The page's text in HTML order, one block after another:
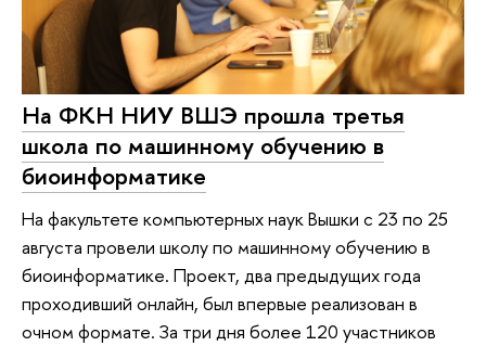
На ФКН НИУ ВШЭ прошла третья
школа по машинному обучению в
биоинформатике
На факультете компьютерных наук Вышки с 23 по 25
августа провели школу по машинному обучению в
биоинформатике. Проект, два предыдущих года
проходивший онлайн, был впервые реализован в
очном формате. За три дня более 120 участников